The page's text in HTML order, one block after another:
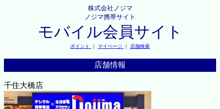
株式会社ノジマ
ノジマ携帯サイト
モバイル会員サイト
ポイント ｜ マイページ ｜ 店舗検索
店舗情報
千住大橋店